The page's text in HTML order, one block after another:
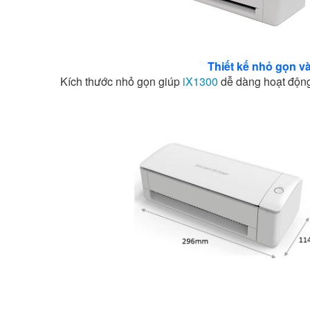
Thiết kế nhỏ gọn
Kích thước nhỏ gọn giúp iX1300 dễ dàng hoạt